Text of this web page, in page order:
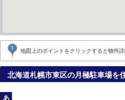
地図上のポイントをクリックすると物件詳
北海道札幌市東区の月極駐車場を
あ